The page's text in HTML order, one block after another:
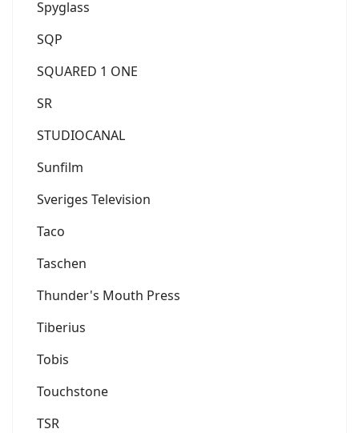
Spyglass
SQP
SQUARED 1 ONE
SR
STUDIOCANAL
Sunfilm
Sveriges Television
Taco
Taschen
Thunder's Mouth Press
Tiberius
Tobis
Touchstone
TSR